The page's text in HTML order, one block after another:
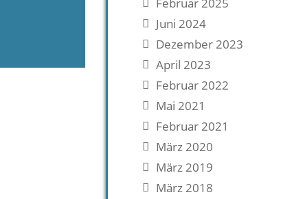
Juni 2024
Dezember 2023
April 2023
Februar 2022
Mai 2021
Februar 2021
März 2020
März 2019
März 2018